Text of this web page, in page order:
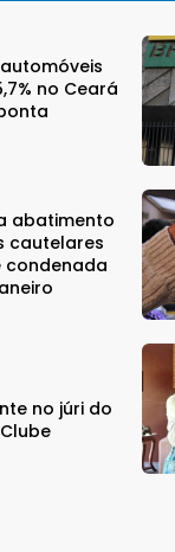
no Ceará
abatimento
cautelares
condenada
no júri do